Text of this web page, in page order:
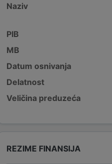
Naziv
PIB
MB
Datum osnivanja
Delatnost
Veličina preduzeća
REZIME FINANSIJA